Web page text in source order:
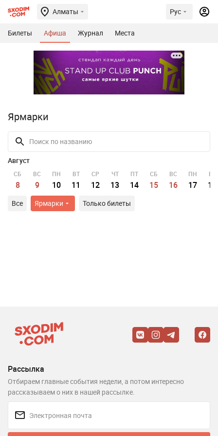
Алматы Рус
Билеты Афиша Журнал Места
Ярмарки
Август
СБ
8
ВС
9
ПН
10
ВТ
11
СР
12
ЧТ
13
ПТ
14
СБ
15
ВС
16
ПН
17
ВТ
18
Все Ярмарки Только билеты
Рассылка
Отбираем главные события недели, а потом интересно
рассказываем о них в нашей рассылке.